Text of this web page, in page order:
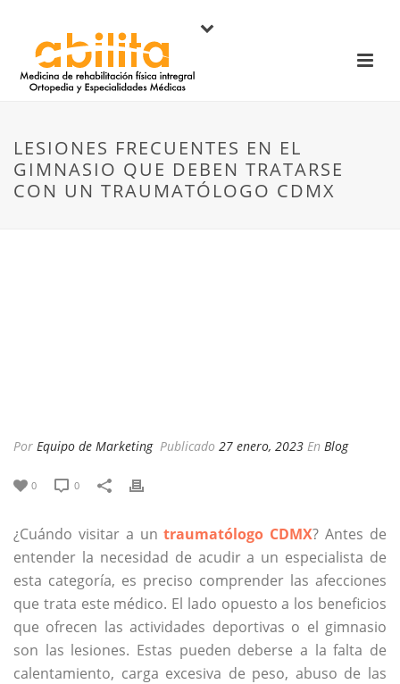
LESIONES FRECUENTES EN EL
GIMNASIO QUE DEBEN TRATARSE
CON UN TRAUMATÓLOGO CDMX
Por Equipo de Marketing Publicado 27 enero, 2023 En Blog
0 0
¿Cuándo visitar a untraumatólogo CDMX? Antes de
entender la necesidad de acudir a un especialista de
esta categoría, es preciso comprender las afecciones
que trata este médico. El lado opuesto a los beneficios
que ofrecen las actividades deportivas o el gimnasio
son las lesiones. Estas pueden deberse a la falta de
calentamiento, carga excesiva de peso, abuso de las